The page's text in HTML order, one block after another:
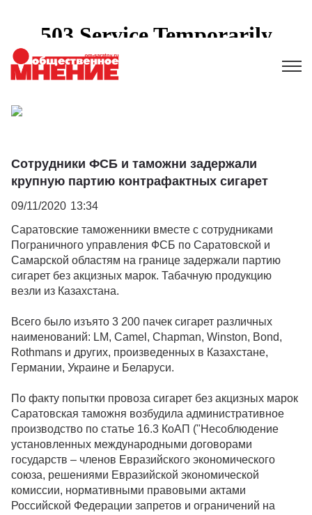
Сотрудники ФСБ и таможни задержали
крупную партию контрафактных сигарет
09/11/2020 13:34
Саратовские таможенники вместе с сотрудниками
Пограничного управления ФСБ по Саратовской и
Самарской областям на границе задержали партию
сигарет без акцизных марок. Табачную продукцию
везли из Казахстана.
Всего было изъято 3 200 пачек сигарет различных
наименований: LM, Camel, Chapman, Winston, Bond,
Rothmans и других, произведенных в Казахстане,
Германии, Украине и Беларуси.
По факту попытки провоза сигарет без акцизных марок
Саратовская таможня возбудила административное
производство по статье 16.3 КоАП ("Несоблюдение
установленных международными договорами
государств – членов Евразийского экономического
союза, решениями Евразийской экономической
комиссии, нормативными правовыми актами
Российской Федерации запретов и ограничений на